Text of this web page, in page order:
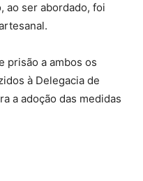
ao ser abordado, foi
prisão a ambos os
à Delegacia de
a adoção das medidas